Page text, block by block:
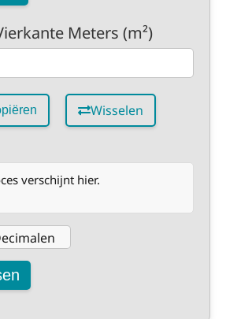
Meters (m²)
Wisselen
verschijnt hier.